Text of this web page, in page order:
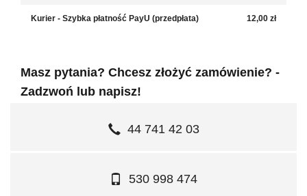
Kurier - Szybka płatność PayU (przedpłata) 12,00 zł
Masz pytania? Chcesz złożyć zamówienie? -
Zadzwoń lub napisz!
44 741 42 03
530 998 474